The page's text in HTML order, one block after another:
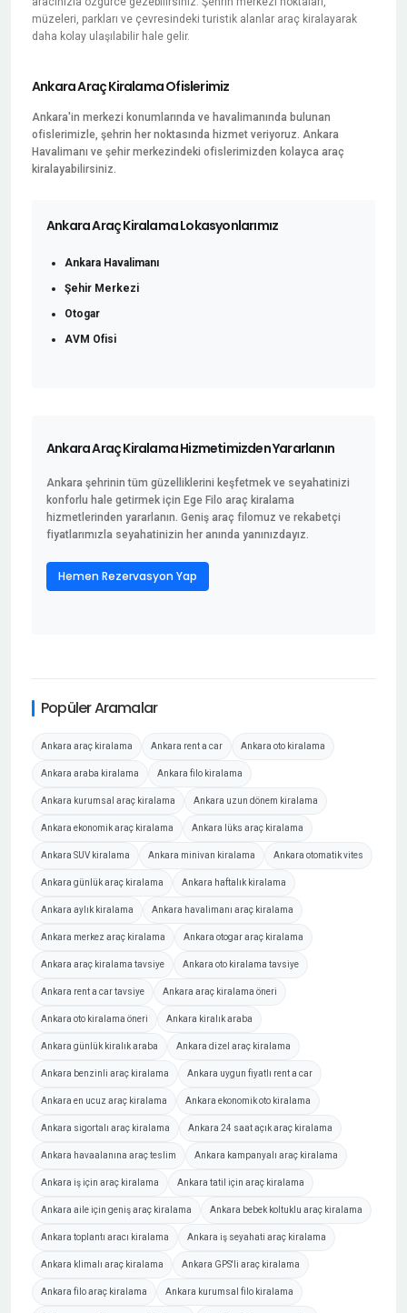
müzeleri, parkları ve çevresindeki turistik alanlar araç kiralayarak
daha kolay ulaşılabilir hale gelir.
Ankara Araç Kiralama Ofislerimiz
Ankara'in merkezi konumlarında ve havalimanında bulunan
ofislerimizle, şehrin her noktasında hizmet veriyoruz. Ankara
Havalimanı ve şehir merkezindeki ofislerimizden kolayca araç
kiralayabilirsiniz.
Ankara Araç Kiralama Lokasyonlarımız
Ankara Havalimanı
Şehir Merkezi
Otogar
AVM Ofisi
Ankara Araç Kiralama Hizmetimizden Yararlanın
Ankara şehrinin tüm güzelliklerini keşfetmek ve seyahatinizi
konforlu hale getirmek için Ege Filo araç kiralama
hizmetlerinden yararlanın. Geniş araç filomuz ve rekabetçi
fiyatlarımızla seyahatinizin her anında yanınızdayız.
Hemen Rezervasyon Yap
Popüler Aramalar
Ankara araç kiralama Ankara rent a car Ankara oto kiralama
Ankara araba kiralama Ankara filo kiralama
Ankara kurumsal araç kiralama Ankara uzun dönem kiralama
Ankara ekonomik araç kiralama Ankara lüks araç kiralama
Ankara SUV kiralama Ankara minivan kiralama Ankara otomatik vites
Ankara günlük araç kiralama Ankara haftalık kiralama
Ankara aylık kiralama Ankara havalimanı araç kiralama
Ankara merkez araç kiralama Ankara otogar araç kiralama
Ankara araç kiralama tavsiye Ankara oto kiralama tavsiye
Ankara rent a car tavsiye Ankara araç kiralama öneri
Ankara oto kiralama öneri Ankara kiralık araba
Ankara günlük kiralık araba Ankara dizel araç kiralama
Ankara benzinli araç kiralama Ankara uygun fiyatlı rent a car
Ankara en ucuz araç kiralama Ankara ekonomik oto kiralama
Ankara sigortalı araç kiralama Ankara 24 saat açık araç kiralama
Ankara havaalanına araç teslim Ankara kampanyalı araç kiralama
Ankara iş için araç kiralama Ankara tatil için araç kiralama
Ankara aile için geniş araç kiralama Ankara bebek koltuklu araç kiralama
Ankara toplantı aracı kiralama Ankara iş seyahati araç kiralama
Ankara klimalı araç kiralama Ankara GPS'li araç kiralama
Ankara filo araç kiralama Ankara kurumsal filo kiralama